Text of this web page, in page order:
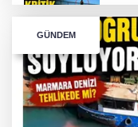
GÜNDEM